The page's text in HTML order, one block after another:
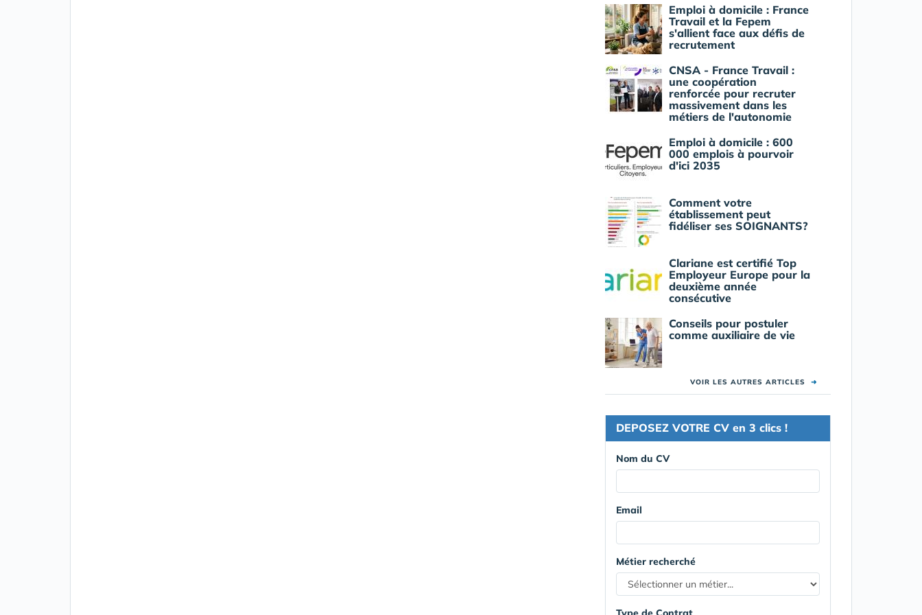
Emploi à domicile : France
Travail et la Fepem
s'allient face aux défis de
recrutement
CNSA - France Travail :
une coopération
renforcée pour recruter
massivement dans les
métiers de l'autonomie
Emploi à domicile : 600
000 emplois à pourvoir
d'ici 2035
Comment votre
établissement peut
fidéliser ses SOIGNANTS?
Clariane est certifié Top
Employeur Europe pour la
deuxième année
consécutive
Conseils pour postuler
comme auxiliaire de vie
VOIR LES AUTRES ARTICLES ➜
DEPOSEZ VOTRE CV en 3 clics !
Nom du CV
Email
Métier recherché